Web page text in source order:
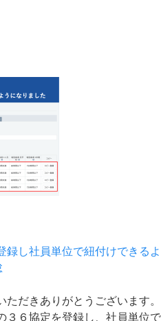
録し社員単位で紐付けできるよ
だきありがとうございます。
３６協定を登録し、社員単位で